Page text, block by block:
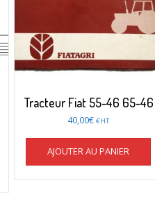
Tracteur Fiat 55-46 65-46
40,00€ € HT
AJOUTER AU PANIER